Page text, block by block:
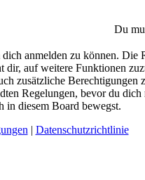
Du
anmelden zu können. Die
auf weitere Funktionen
zusätzliche Berechtigungen
Regelungen, bevor du dich
in diesem Board bewegst.
| Datenschutzrichtlinie